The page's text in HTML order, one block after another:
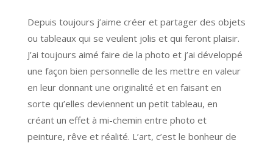
Depuis toujours j’aime créer et partager des objets
ou tableaux qui se veulent jolis et qui feront plaisir.
J’ai toujours aimé faire de la photo et j’ai développé
une façon bien personnelle de les mettre en valeur
en leur donnant une originalité et en faisant en
sorte qu’elles deviennent un petit tableau, en
créant un effet à mi-chemin entre photo et
peinture, rêve et réalité. L’art, c’est le bonheur de